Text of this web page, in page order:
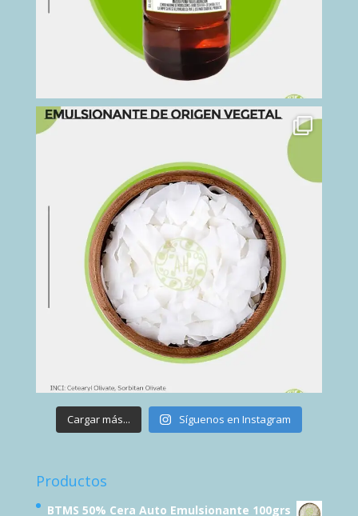
Cargar más... Síguenos en Instagram
Productos
BTMS 50% Cera Auto Emulsionante 100grs